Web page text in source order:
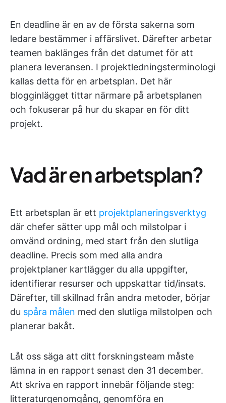
En deadline är en av de första sakerna som
ledare bestämmer i affärslivet. Därefter arbetar
teamen baklänges från det datumet för att
planera leveransen. I projektledningsterminologi
kallas detta för en arbetsplan. Det här
blogginlägget tittar närmare på arbetsplanen
och fokuserar på hur du skapar en för ditt
projekt.
Vad är en arbetsplan?
Ett arbetsplan är ett projektplaneringsverktyg
där chefer sätter upp mål och milstolpar i
omvänd ordning, med start från den slutliga
deadline. Precis som med alla andra
projektplaner kartlägger du alla uppgifter,
identifierar resurser och uppskattar tid/insats.
Därefter, till skillnad från andra metoder, börjar
du spåra målen med den slutliga milstolpen och
planerar bakåt.
Låt oss säga att ditt forskningsteam måste
lämna in en rapport senast den 31 december.
Att skriva en rapport innebär följande steg:
litteraturgenomgång, genomföra en